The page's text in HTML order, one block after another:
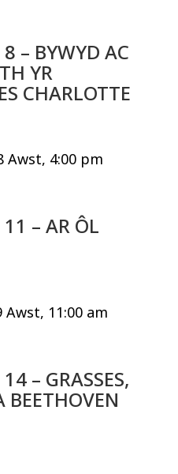
– BYWYD AC
YR
CHARLOTTE
Awst, 4:00 pm
– AR ÔL
Awst, 11:00 am
– GRASSES,
BEETHOVEN